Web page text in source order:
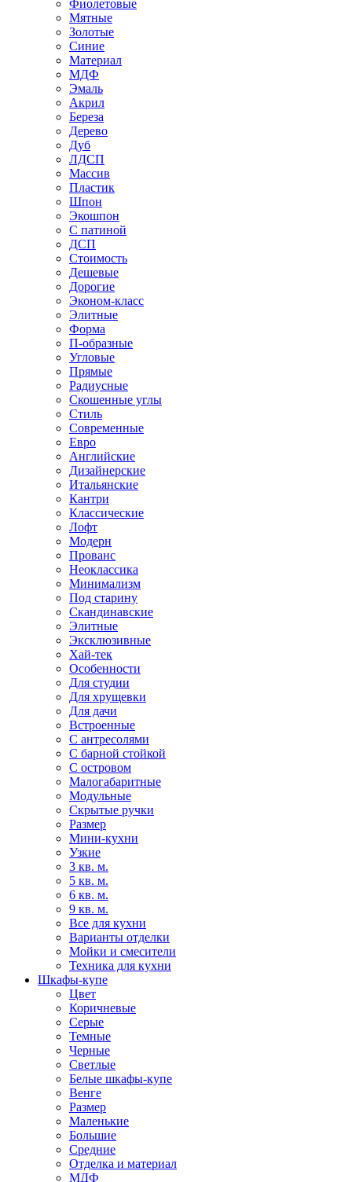
Фиолетовые
Мятные
Золотые
Синие
Материал
МДФ
Эмаль
Акрил
Береза
Дерево
Дуб
ЛДСП
Массив
Пластик
Шпон
Экошпон
С патиной
ДСП
Стоимость
Дешевые
Дорогие
Эконом-класс
Элитные
Форма
П-образные
Угловые
Прямые
Радиусные
Скошенные углы
Стиль
Современные
Евро
Английские
Дизайнерские
Итальянские
Кантри
Классические
Лофт
Модерн
Прованс
Неоклассика
Минимализм
Под старину
Скандинавские
Элитные
Эксклюзивные
Хай-тек
Особенности
Для студии
Для хрущевки
Для дачи
Встроенные
С антресолями
С барной стойкой
С островом
Малогабаритные
Модульные
Скрытые ручки
Размер
Мини-кухни
Узкие
3 кв. м.
5 кв. м.
6 кв. м.
9 кв. м.
Все для кухни
Варианты отделки
Мойки и смесители
Техника для кухни
Шкафы-купе
Цвет
Коричневые
Серые
Темные
Черные
Светлые
Белые шкафы-купе
Венге
Размер
Маленькие
Большие
Средние
Отделка и материал
МДФ